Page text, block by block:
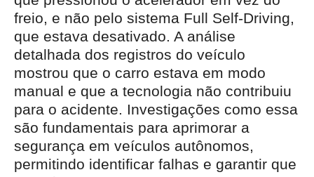
freio, e não pelo sistema Full Self-Driving,
que estava desativado. A análise
detalhada dos registros do veículo
mostrou que o carro estava em modo
manual e que a tecnologia não contribuiu
para o acidente. Investigações como essa
são fundamentais para aprimorar a
segurança em veículos autônomos,
permitindo identificar falhas e garantir que